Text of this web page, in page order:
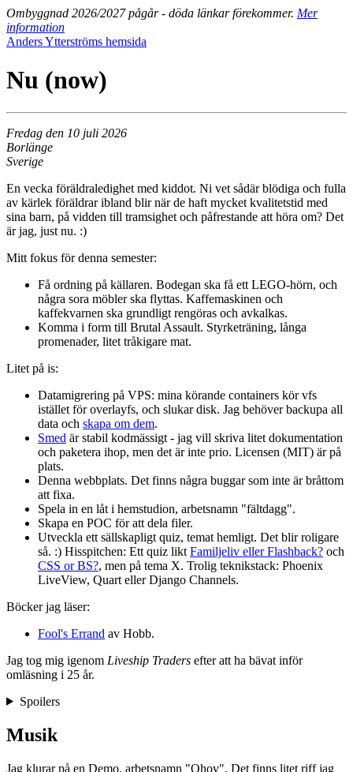
Ombyggnad 2026/2027 pågår - döda länkar förekommer. Mer
information
Anders Ytterströms hemsida
Nu (now)
Fredag den 10 juli 2026
Borlänge
Sverige
En vecka föräldraledighet med kiddot. Ni vet sådär blödiga och fulla
av kärlek föräldrar ibland blir när de haft mycket kvalitetstid med
sina barn, på vidden till tramsighet och påfrestande att höra om? Det
är jag, just nu. :)
Mitt fokus för denna semester:
Få ordning på källaren. Bodegan ska få ett LEGO-hörn, och
några sora möbler ska flyttas. Kaffemaskinen och
kaffekvarnen ska grundligt rengöras och avkalkas.
Komma i form till Brutal Assault. Styrketräning, långa
promenader, litet tråkigare mat.
Litet på is:
Datamigrering på VPS: mina körande containers kör vfs
istället för overlayfs, och slukar disk. Jag behöver backupa all
data och skapa om dem.
Smed är stabil kodmässigt - jag vill skriva litet dokumentation
och paketera ihop, men det är inte prio. Licensen (MIT) är på
plats.
Denna webbplats. Det finns några buggar som inte är bråttom
att fixa.
Spela in en låt i hemstudion, arbetsnamn "fältdagg".
Skapa en POC för att dela filer.
Utveckla ett sällskapligt quiz, temat hemligt. Det blir roligare
så. :) Hisspitchen: Ett quiz likt Familjeliv eller Flashback? och
CSS or BS?, men på tema X. Trolig teknikstack: Phoenix
LiveView, Quart eller Django Channels.
Böcker jag läser:
Fool's Errand av Hobb.
Jag tog mig igenom Liveship Traders efter att ha bävat inför
omläsning i 25 år.
Spoilers
Musik
Jag klurar på en Demo, arbetsnamn "Ohov". Det finns litet riff jag